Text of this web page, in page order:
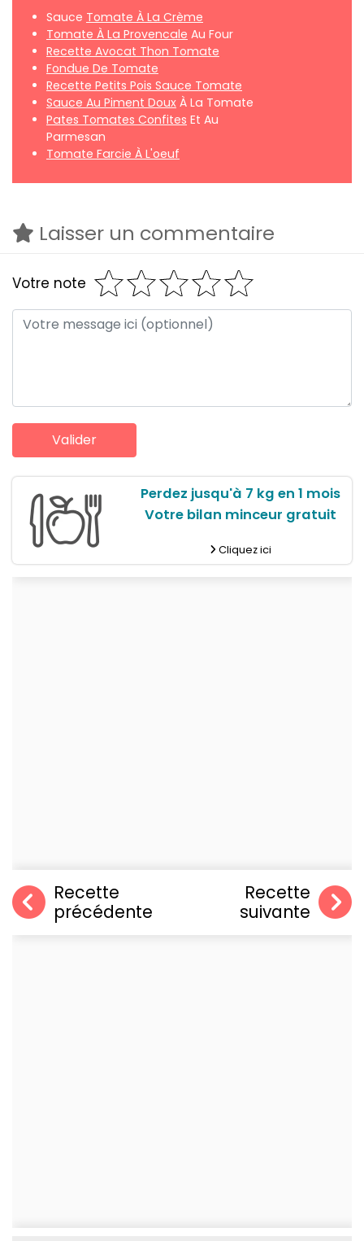
Sauce Tomate À La Crème
Tomate À La Provencale Au Four
Recette Avocat Thon Tomate
Fondue De Tomate
Recette Petits Pois Sauce Tomate
Sauce Au Piment Doux À La Tomate
Pates Tomates Confites Et Au
Parmesan
Tomate Farcie À L'oeuf
Laisser un commentaire
Votre note
Perdez jusqu'à 7 kg en 1 mois
Votre bilan minceur gratuit
Cliquez ici
Recette
précédente
Recette
suivante